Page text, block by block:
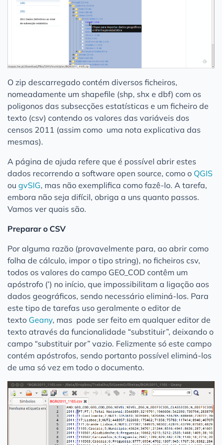
O zip descarregado contém diversos ficheiros,
nomeadamente um shapefile (shp, shx e dbf) com os
poligonos das subsecções estatísticas e um ficheiro de
texto (csv) contendo os valores das variáveis dos
censos 2011 (assim como uma nota explicativa das
mesmas).
A página de ajuda refere que é possível abrir estes
dados recorrendo a software open source, como o QGIS
ou gvSIG, mas não exemplifica como fazê-lo. A tarefa,
embora não seja difícil, obriga a uns quanto passos.
Vamos ver quais são.
Preparar o CSV
Por alguma razão (provavelmente para, ao abrir como
folha de cálculo, impor o tipo string), no ficheiros csv,
todos os valores do campo GEO_COD contêm um
apóstrofo (’) no início, que impossibilitam a ligação aos
dados geográficos, sendo necessário eliminá-los. Para
este tipo de tarefas uso geralmente o editor de
texto Geany, mas pode ser feito em qualquer editor de
texto através da funcionalidade “substituir”, deixando o
campo “substituir por” vazio. Felizmente só este campo
contém apóstrofos, sendo portanto possível eliminá-los
de uma só vez em todo o documento.